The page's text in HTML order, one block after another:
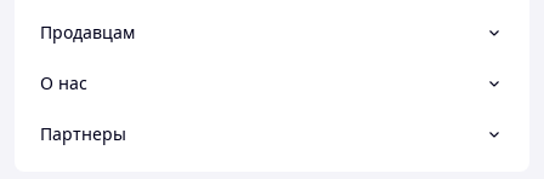
Продавцам
О нас
Партнеры